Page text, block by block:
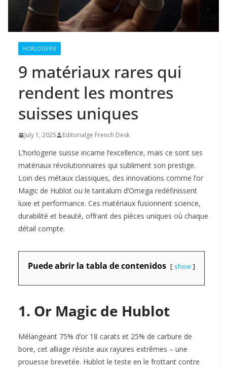
HORLOGERIE
9 matériaux rares qui
rendent les montres
suisses uniques
July 1, 2025 Editorialge French Desk
L’horlogerie suisse incarne l’excellence, mais ce sont ses
matériaux révolutionnaires qui subliment son prestige.
Loin des métaux classiques, des innovations comme l’or
Magic de Hublot ou le tantalum d’Omega redéfinissent
luxe et performance. Ces matériaux fusionnent science,
durabilité et beauté, offrant des pièces uniques où chaque
détail compte.
Puede abrir la tabla de contenidos show
1. Or Magic de Hublot
Mélangeant 75% d’or 18 carats et 25% de carbure de
bore, cet alliage résiste aux rayures extrêmes – une
prouesse brevetée. Hublot le teste en le frottant contre